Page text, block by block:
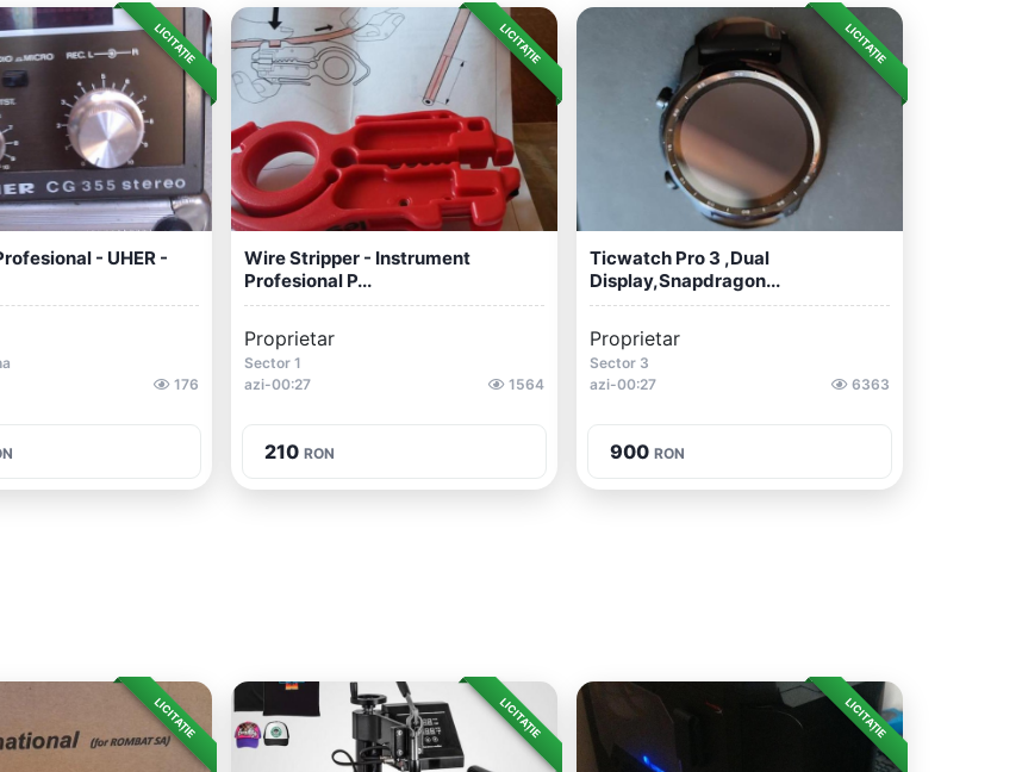
LICITAȚIE
- UHER -
176
LICITAȚIE
Wire Stripper - Instrument
Profesional P...
Proprietar
Sector 1
azi-00:27
1564
210 RON
LICITAȚIE
Ticwatch Pro 3 ,Dual
Display,Snapdragon...
Proprietar
Sector 3
azi-00:27
6363
900 RON
LICITAȚIE LICITAȚIE LICITAȚIE